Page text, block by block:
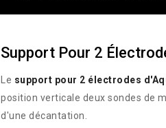
Support Pour 2
Le support pour 2 électrodes
position verticale deux sondes de
d'une décantation.